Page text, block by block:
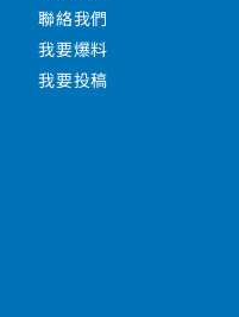
聯絡我們
我要爆料
我要投稿